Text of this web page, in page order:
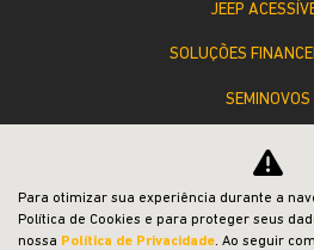
JEEP
SOLUÇÕES
SEMINOVOS
INSTITUCIONAL
COMPARATIVO
Para otimizar sua experiência durante a
Política de Cookies e para proteger seus
nossa Política de Privacidade. Ao seguir